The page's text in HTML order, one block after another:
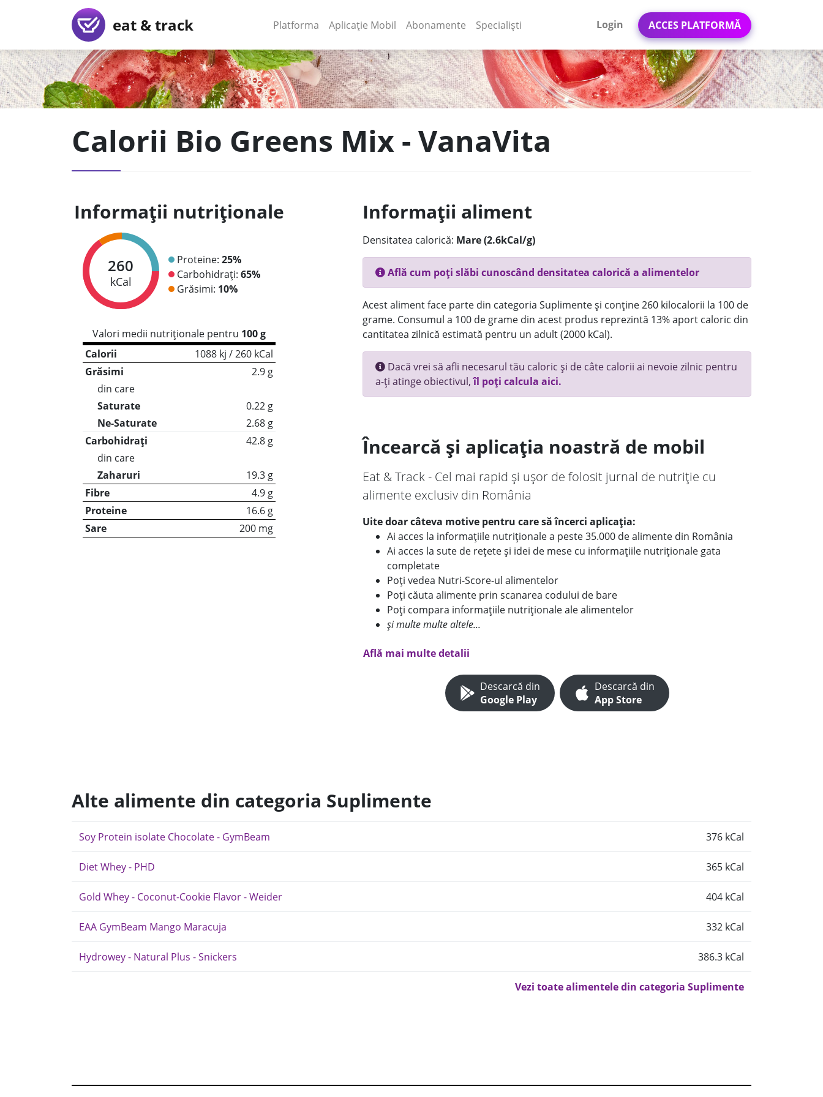
eat & track Platforma (current)
Aplicație Mobil (current)
Abonamente Specialiști Login ACCES PLATFORMĂ
Calorii Bio Greens Mix - VanaVita
Informații nutriționale
260
kCal
Proteine: 25%
Carbohidrați: 65%
Grăsimi: 10%
Valori medii nutriționale pentru 100 g
Calorii
1088 kj / 260 kCal
Grăsimi
2.9 g
din care
Saturate
0.22 g
Ne-Saturate
2.68 g
Carbohidrați
42.8 g
din care
Zaharuri
19.3 g
Fibre
4.9 g
Proteine
16.6 g
Sare
200 mg
Informații aliment
Densitatea calorică: Mare (2.6kCal/g)
Află cum poți slăbi cunoscând densitatea calorică a alimentelor
Acest aliment face parte din categoria Suplimente și conține 260 kilocalorii la 100 de
grame. Consumul a 100 de grame din acest produs reprezintă 13% aport caloric din
cantitatea zilnică estimată pentru un adult (2000 kCal).
Dacă vrei să afli necesarul tău caloric și de câte calorii ai nevoie zilnic pentru
a-ți atinge obiectivul,îl poți calcula aici.
Încearcă și aplicația noastră de mobil
Eat & Track - Cel mai rapid și ușor de folosit jurnal de nutriție cu
alimente exclusiv din România
Uite doar câteva motive pentru care să încerci aplicația:
Ai acces la informațiile nutriționale a peste 35.000 de alimente din România
Ai acces la sute de rețete și idei de mese cu informațiile nutriționale gata
completate
Poți vedea Nutri-Score-ul alimentelor
Poți căuta alimente prin scanarea codului de bare
Poți compara informațiile nutriționale ale alimentelor
și multe multe altele...
Află mai multe detalii
Descarcă din
Google Play
Descarcă din
App Store
Alte alimente din categoria Suplimente
Soy Protein isolate Chocolate - GymBeam 376 kCal
Diet Whey - PHD 365 kCal
Gold Whey - Coconut-Cookie Flavor - Weider 404 kCal
EAA GymBeam Mango Maracuja 332 kCal
Hydrowey - Natural Plus - Snickers 386.3 kCal
Vezi toate alimentele din categoria Suplimente